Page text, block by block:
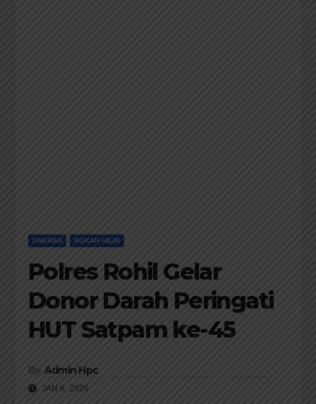
DAERAH ROKAN HILIR
Polres Rohil Gelar
Donor Darah Peringati
HUT Satpam ke-45
By Admin Hpc
JAN 6, 2026